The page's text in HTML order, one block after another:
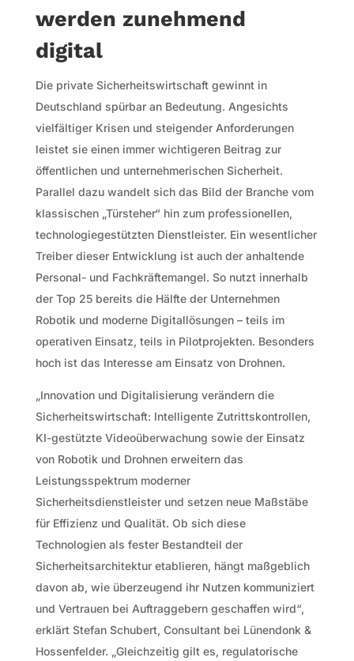
werden zunehmend
digital
Die private Sicherheitswirtschaft gewinnt in
Deutschland spürbar an Bedeutung. Angesichts
vielfältiger Krisen und steigender Anforderungen
leistet sie einen immer wichtigeren Beitrag zur
öffentlichen und unternehmerischen Sicherheit.
Parallel dazu wandelt sich das Bild der Branche vom
klassischen „Türsteher“ hin zum professionellen,
technologiegestützten Dienstleister. Ein wesentlicher
Treiber dieser Entwicklung ist auch der anhaltende
Personal- und Fachkräftemangel. So nutzt innerhalb
der Top 25 bereits die Hälfte der Unternehmen
Robotik und moderne Digitallösungen – teils im
operativen Einsatz, teils in Pilotprojekten. Besonders
hoch ist das Interesse am Einsatz von Drohnen.
„Innovation und Digitalisierung verändern die
Sicherheitswirtschaft: Intelligente Zutrittskontrollen,
KI-gestützte Videoüberwachung sowie der Einsatz
von Robotik und Drohnen erweitern das
Leistungsspektrum moderner
Sicherheitsdienstleister und setzen neue Maßstäbe
für Effizienz und Qualität. Ob sich diese
Technologien als fester Bestandteil der
Sicherheitsarchitektur etablieren, hängt maßgeblich
davon ab, wie überzeugend ihr Nutzen kommuniziert
und Vertrauen bei Auftraggebern geschaffen wird“,
erklärt Stefan Schubert, Consultant bei Lünendonk &
Hossenfelder. „Gleichzeitig gilt es, regulatorische